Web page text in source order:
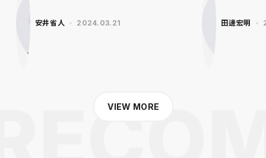
安井省人 2024.03.21 田邊宏明
VIEW MORE